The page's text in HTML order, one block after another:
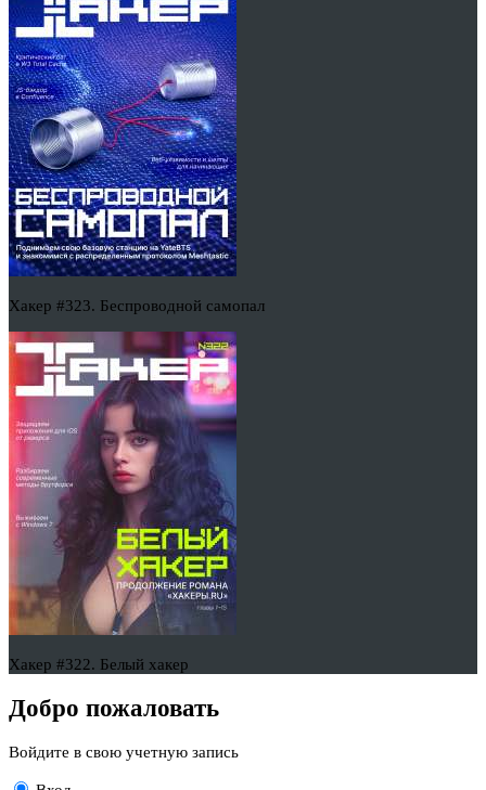
Хакер #323. Беспроводной самопал
Хакер #322. Белый хакер
Добро пожаловать
Войдите в свою учетную запись